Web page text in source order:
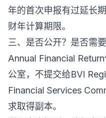
年的首次申报有过延长
财年计算期限。
三、是否公开？是否需要
Annual Financial
公室，不提交给BVI
Financial Services
求取得副本。